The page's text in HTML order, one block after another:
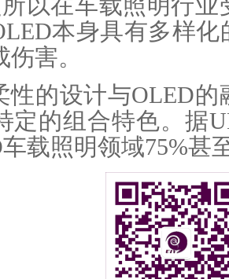
以在车载照明行
本身具有多样
害。
性的设计与OLED
定的组合特色。据
载照明领域75%甚